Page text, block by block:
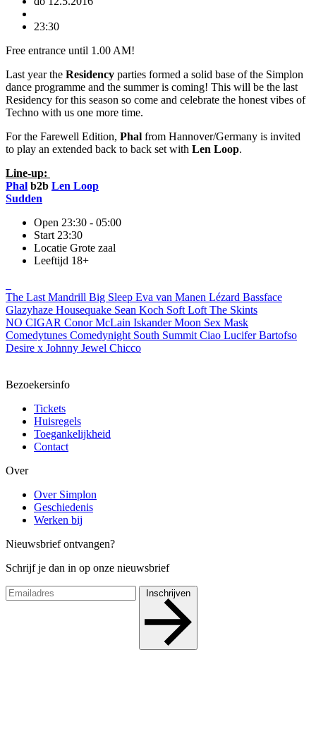
23:30
Free entrance until 1.00 AM!
Last year the Residency parties formed a solid base of the Simplon
dance programme and the summer is coming! This will be the last
Residency for this season so come and celebrate the honest vibes of
Techno with us one more time.
For the Farewell Edition, Phal from Hannover/Germany is invited
to play an extended back to back set with Len Loop.
Line-up:
Phal b2b Len Loop
Sudden
Open 23:30 - 05:00
Start 23:30
Locatie Grote zaal
Leeftijd 18+
The Last Mandrill Big Sleep Eva van Manen Lézard Bassface
Glazyhaze Housequake Sean Koch Soft Loft The Skints
NO CIGAR Conor McLain Iskander Moon Sex Mask
Comedytunes Comedynight South Summit Ciao Lucifer Bartofso
Desire x Johnny Jewel Chicco
Bezoekersinfo
Tickets
Huisregels
Toegankelijkheid
Contact
Over
Over Simplon
Geschiedenis
Werken bij
Nieuwsbrief ontvangen?
Schrijf je dan in op onze nieuwsbrief
Inschrijven